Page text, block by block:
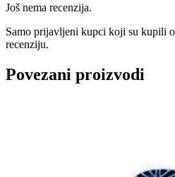
Još nema recenzija.
Samo prijavljeni kupci koji su kupili
recenziju.
Povezani proizvodi